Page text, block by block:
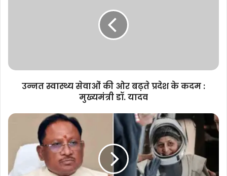
कदम
मुख्यमंत्री
यादव
उन्नत स्वास्थ्य सेवाओं की ओर बढ़ते प्रदेश के कदम :
मुख्यमंत्री डॉ. यादव
भारतीय
अंतरिक्ष
यात्री
सुनीता